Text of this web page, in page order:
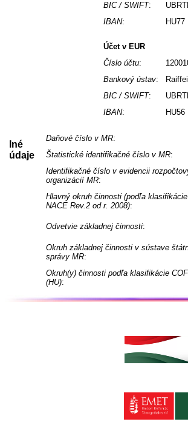
BIC / SWIFT:
IBAN:
Účet v EUR
Číslo účtu:
Bankový ústav:
BIC / SWIFT:
IBAN:
Iné
údaje
Daňové číslo v MR:
Štatistické identifikačné číslo v MR:
Identifikačné číslo v evidencii
organizácií MR:
Hlavný okruh činnosti (podľa
NACE Rev.2 od r. 2008):
Odvetvie základnej činnosti:
Okruh základnej činnosti v sústave
správy MR:
Okruh(y) činnosti podľa klasifikácie
(HU):